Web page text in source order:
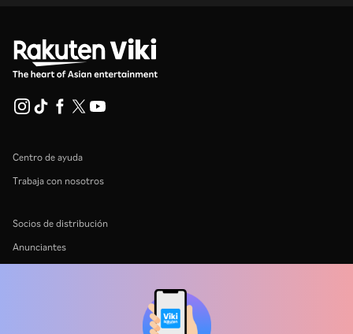
Centro de ayuda
Trabaja con nosotros
Socios de distribución
Anunciantes